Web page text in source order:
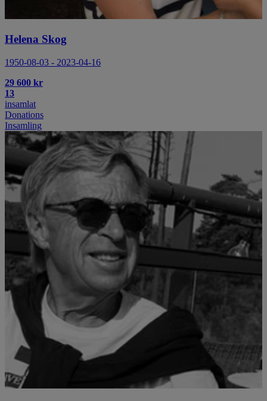
Helena Skog
1950-08-03 - 2023-04-16
29 600 kr
13
insamlat
Donations
Insamling